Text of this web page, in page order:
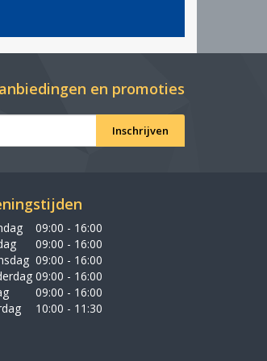
en promoties
Inschrijven
09:00 - 16:00
09:00 - 16:00
09:00 - 16:00
09:00 - 16:00
09:00 - 16:00
10:00 - 11:30